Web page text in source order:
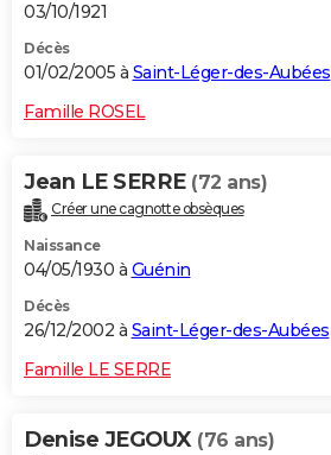
03/10/1921
Décès
01/02/2005 à Saint-Léger-des-Aubées
Famille ROSEL
Jean LE SERRE (72 ans)
Créer une cagnotte obsèques
Naissance
04/05/1930 à Guénin
Décès
26/12/2002 à Saint-Léger-des-Aubées
Famille LE SERRE
Denise JEGOUX (76 ans)